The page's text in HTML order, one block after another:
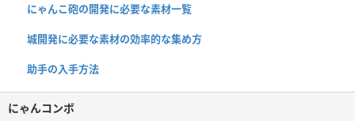
にゃんこ砲の開発に必要な素材一覧
城開発に必要な素材の効率的な集め方
助手の入手方法
にゃんコンボ